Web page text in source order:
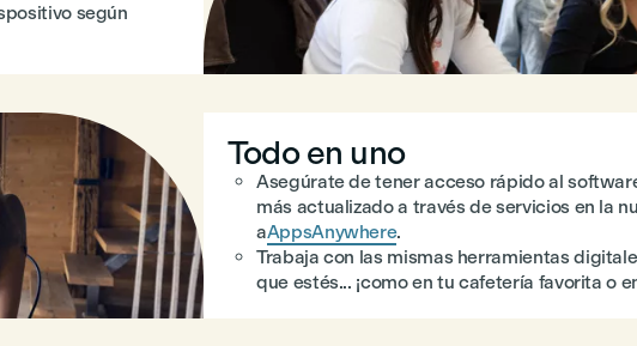
según
Todo en uno
Asegúrate de tener acceso rápido al
más actualizado a través de servicios en la
aAppsAnywhere.
Trabaja con las mismas herramientas
que estés... ¡como en tu cafetería favorita o